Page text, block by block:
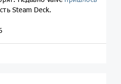
Steam Deck.